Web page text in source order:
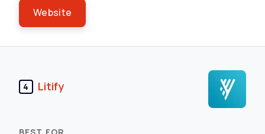
Website
4 Litify